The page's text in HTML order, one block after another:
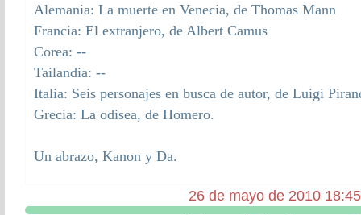
Alemania: La muerte en Venecia, de Thomas Mann
Francia: El extranjero, de Albert Camus
Corea: --
Tailandia: --
Italia: Seis personajes en busca de autor, de Luigi
Grecia: La odisea, de Homero.
Un abrazo, Kanon y Da.
26 de mayo de 2010 18:45